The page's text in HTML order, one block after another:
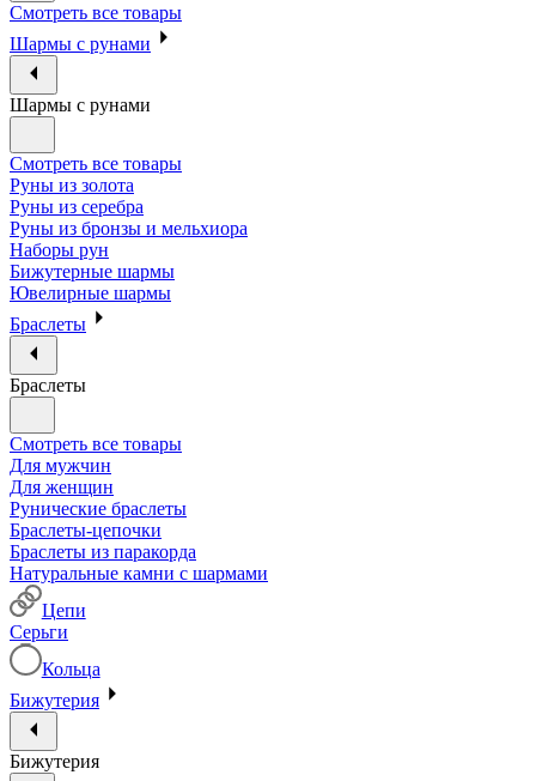
Смотреть все товары
Шармы с рунами
Шармы с рунами
Смотреть все товары
Руны из золота
Руны из серебра
Руны из бронзы и мельхиора
Наборы рун
Бижутерные шармы
Ювелирные шармы
Браслеты
Браслеты
Смотреть все товары
Для мужчин
Для женщин
Рунические браслеты
Браслеты-цепочки
Браслеты из паракорда
Натуральные камни с шармами
Цепи
Серьги
Кольца
Бижутерия
Бижутерия